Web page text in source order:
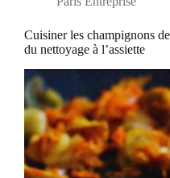
Cuisiner les champignons
du nettoyage à l’assiette